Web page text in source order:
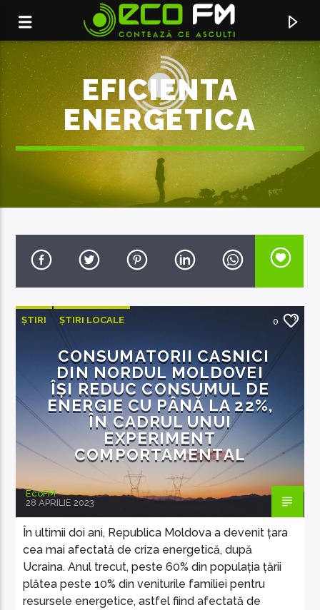
ACUM ÎN DIRECT
ARUNCA
ANNA LESKO
EcoFM Chisinau
EFICIENTA
ENERGETICA
ȘTIRI ȘTIRI LOCALE 0
CONSUMATORII CASNICI
DIN NORDUL MOLDOVEI
ÎȘI REDUC CONSUMUL DE
ENERGIE CU PÂNĂ LA 22%,
ÎN CADRUL UNUI
EXPERIMENT
COMPORTAMENTAL
EcoFM
28 APRILIE 2023
În ultimii doi ani, Republica Moldova a devenit țara
cea mai afectată de criza energetică, după
Ucraina. Anul trecut, peste 60% din populația țării
plătea peste 10% din veniturile familiei pentru
resursele energetice, astfel fiind afectată de